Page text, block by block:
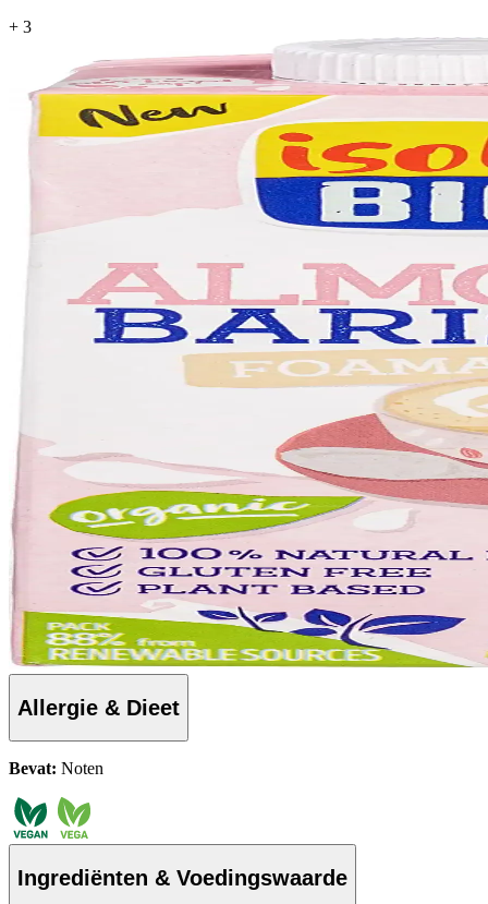
+ 3
Allergie & Dieet
Bevat: Noten
Ingrediënten & Voedingswaarde